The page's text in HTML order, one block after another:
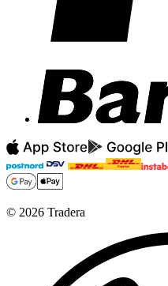
© 2026 Tradera